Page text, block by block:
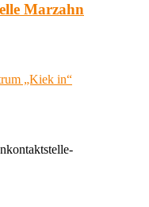
Marzahn
„Kiek in“